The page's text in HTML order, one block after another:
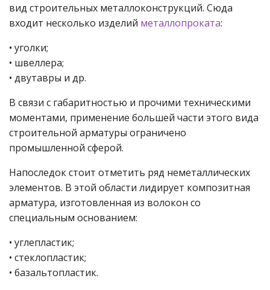
вид строительных металлоконструкций. Сюда
входит несколько изделий металлопроката:
• уголки;
• швеллера;
• двутавры и др.
В связи с габаритностью и прочими техническими
моментами, применение большей части этого вида
строительной арматуры ограничено
промышленной сферой.
Напоследок стоит отметить ряд неметаллических
элементов. В этой области лидирует композитная
арматура, изготовленная из волокон со
специальным основанием:
• углепластик;
• стеклопластик;
• базальтопластик.